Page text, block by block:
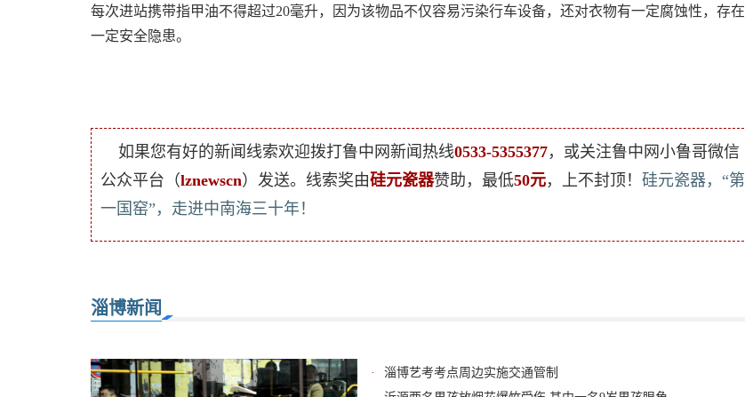
每次进站携带指甲油不得超过20毫升，因为该物品不仅容易污染行车设备，还对衣物有一定腐蚀性，存在
一定安全隐患。
如果您有好的新闻线索欢迎拨打鲁中网新闻热线0533-5355377，或关注鲁中网小鲁哥微信
公众平台（lznewscn）发送。线索奖由硅元瓷器赞助，最低50元，上不封顶！ 硅元瓷器，“第
一国窑”，走进中南海三十年！
淄博新闻
·
淄博艺考考点周边实施交通管制